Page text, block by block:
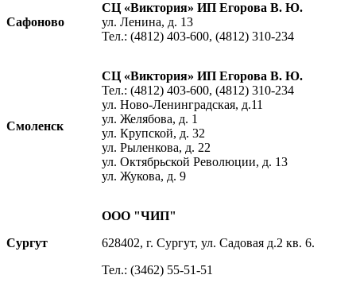
Сафоново
СЦ «Виктория» ИП Егорова В. Ю.
ул. Ленина, д. 13
Тел.: (4812) 403-600, (4812) 310-234
Смоленск
СЦ «Виктория» ИП Егорова В. Ю.
Тел.: (4812) 403-600, (4812) 310-234
ул. Ново-Ленинградская, д.11
ул. Желябова, д. 1
ул. Крупской, д. 32
ул. Рыленкова, д. 22
ул. Октябрьской Революции, д. 13
ул. Жукова, д. 9
Сургут
ООО "ЧИП"
628402, г. Сургут, ул. Садовая д.2 кв. 6.
Тел.: (3462) 55-51-51